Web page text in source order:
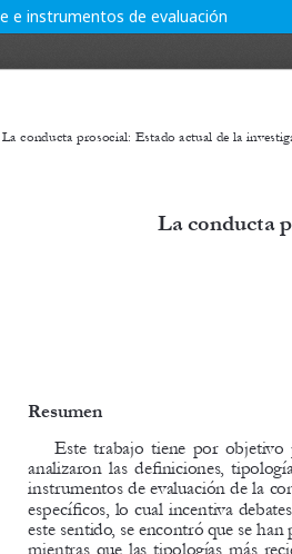
e instrumentos de evaluación